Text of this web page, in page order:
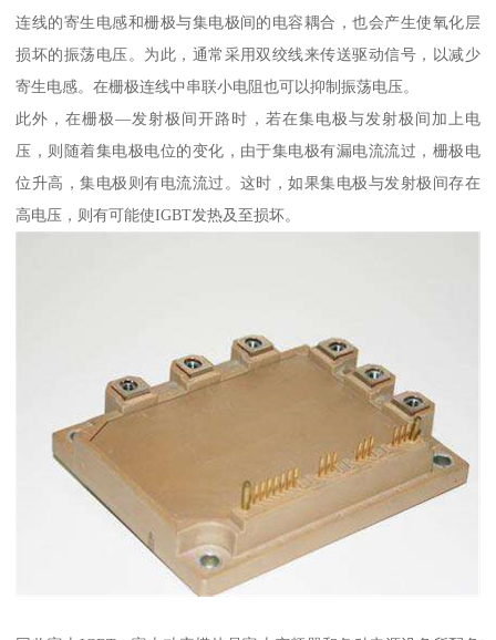
连线的寄生电感和栅极与集电极间的电容耦合，也会产生使氧化层
损坏的振荡电压。为此，通常采用双绞线来传送驱动信号，以减少
寄生电感。在栅极连线中串联小电阻也可以抑制振荡电压。
此外，在栅极—发射极间开路时，若在集电极与发射极间加上电
压，则随着集电极电位的变化，由于集电极有漏电流流过，栅极电
位升高，集电极则有电流流过。这时，如果集电极与发射极间存在
高电压，则有可能使IGBT发热及至损坏。